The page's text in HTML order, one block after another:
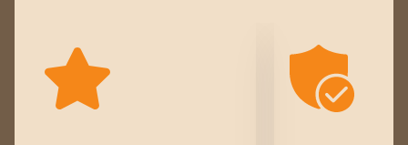
вещами, находить веселое и забавное там, где,
казалось бы, его вовсе нет – одна из особенностей
этого юмористического шоу. Этим умением вы
буквально проникнитесь вместе с его героями!